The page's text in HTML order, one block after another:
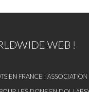
WEB !
EN FRANCE : ASSOCIATION